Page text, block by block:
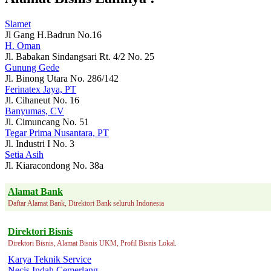
Slamet
Jl Gang H.Badrun No.16
H. Oman
Jl. Babakan Sindangsari Rt. 4/2 No. 25
Gunung Gede
Jl. Binong Utara No. 286/142
Ferinatex Jaya, PT
Jl. Cihaneut No. 16
Banyumas, CV
Jl. Cimuncang No. 51
Tegar Prima Nusantara, PT
Jl. Industri I No. 3
Setia Asih
Jl. Kiaracondong No. 38a
Alamat Bank
Daftar Alamat Bank, Direktori Bank seluruh Indonesia
Direktori Bisnis
Direktori Bisnis, Alamat Bisnis UKM, Profil Bisnis Lokal.
Karya Teknik Service